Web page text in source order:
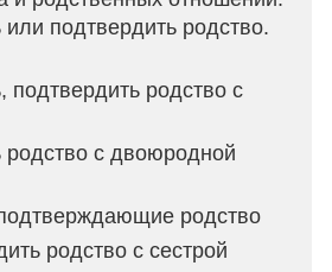
или подтвердить родство.
подтвердить родство с
родство с двоюродной
родство
родство с сестрой